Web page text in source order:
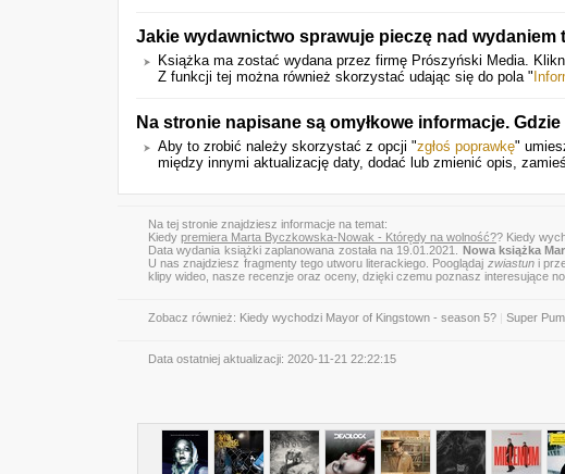
Jakie wydawnictwo sprawuje pieczę nad wydaniem
Książka ma zostać wydana przez firmę Prószyński Media.
Z funkcji tej można również skorzystać udając się do pola "
Na stronie napisane są omyłkowe informacje.
Aby to zrobić należy skorzystać z opcji "zgłoś poprawkę"
między innymi aktualizację daty, dodać lub zmienić opis,
Na tej stronie znajdziesz informacje na temat:
Kiedy premiera Marta Byczkowska-Nowak - Którędy na wolność?? Kiedy
Data wydania książki zaplanowana została na 19.01.2021. Nowa książka
U nas znajdziesz fragmenty tego utworu literackiego. Pooglądaj zwiastuni
klipy wideo, nasze recenzje oraz oceny, dzięki czemu poznasz interesujące
Zobacz również: Kiedy wychodzi Mayor of Kingstown - season 5? Super
Data ostatniej aktualizacji: 2020-11-21 22:22:15